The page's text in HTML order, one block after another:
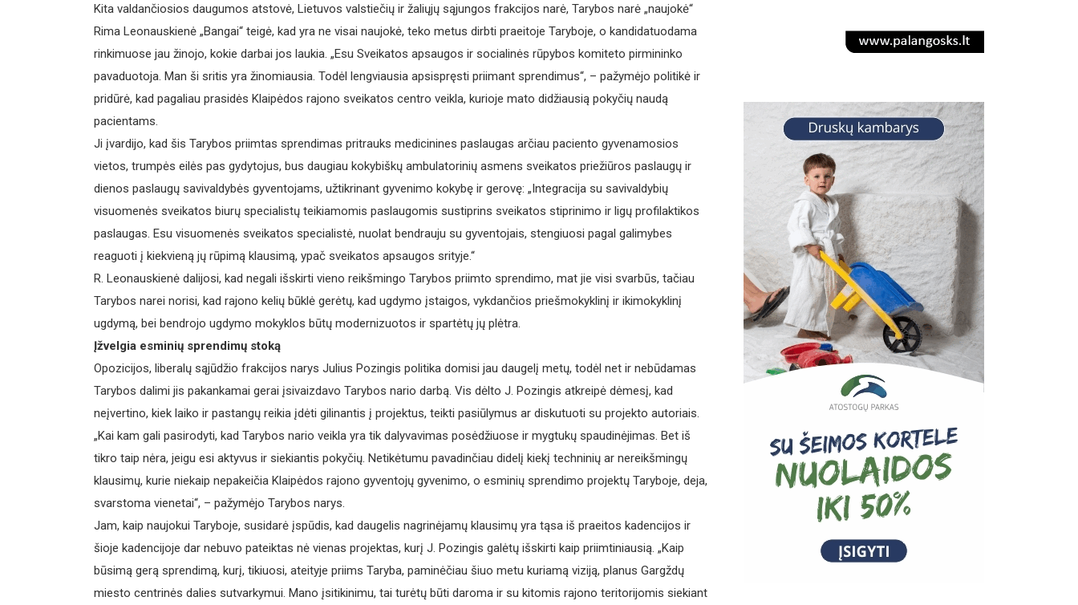
Kita valdančiosios daugumos atstovė, Lietuvos valstiečių ir žaliųjų sąjungos frakcijos narė, Tarybos narė „naujokė“
Rima Leonauskienė „Bangai“ teigė, kad yra ne visai naujokė, teko metus dirbti praeitoje Taryboje, o kandidatuodama
rinkimuose jau žinojo, kokie darbai jos laukia. „Esu Sveikatos apsaugos ir socialinės rūpybos komiteto pirmininko
pavaduotoja. Man ši sritis yra žinomiausia. Todėl lengviausia apsispręsti priimant sprendimus“, – pažymėjo politikė ir
pridūrė, kad pagaliau prasidės Klaipėdos rajono sveikatos centro veikla, kurioje mato didžiausią pokyčių naudą
pacientams.
Ji įvardijo, kad šis Tarybos priimtas sprendimas pritrauks medicinines paslaugas arčiau paciento gyvenamosios
vietos, trumpės eilės pas gydytojus, bus daugiau kokybiškų ambulatorinių asmens sveikatos priežiūros paslaugų ir
dienos paslaugų savivaldybės gyventojams, užtikrinant gyvenimo kokybę ir gerovę: „Integracija su savivaldybių
visuomenės sveikatos biurų specialistų teikiamomis paslaugomis sustiprins sveikatos stiprinimo ir ligų profilaktikos
paslaugas. Esu visuomenės sveikatos specialistė, nuolat bendrauju su gyventojais, stengiuosi pagal galimybes
reaguoti į kiekvieną jų rūpimą klausimą, ypač sveikatos apsaugos srityje.“
R. Leonauskienė dalijosi, kad negali išskirti vieno reikšmingo Tarybos priimto sprendimo, mat jie visi svarbūs, tačiau
Tarybos narei norisi, kad rajono kelių būklė gerėtų, kad ugdymo įstaigos, vykdančios priešmokyklinį ir ikimokyklinį
ugdymą, bei bendrojo ugdymo mokyklos būtų modernizuotos ir spartėtų jų plėtra.
Įžvelgia esminių sprendimų stoką
Opozicijos, liberalų sąjūdžio frakcijos narys Julius Pozingis politika domisi jau daugelį metų, todėl net ir nebūdamas
Tarybos dalimi jis pakankamai gerai įsivaizdavo Tarybos nario darbą. Vis dėlto J. Pozingis atkreipė dėmesį, kad
neįvertino, kiek laiko ir pastangų reikia įdėti gilinantis į projektus, teikti pasiūlymus ar diskutuoti su projekto autoriais.
„Kai kam gali pasirodyti, kad Tarybos nario veikla yra tik dalyvavimas posėdžiuose ir mygtukų spaudinėjimas. Bet iš
tikro taip nėra, jeigu esi aktyvus ir siekiantis pokyčių. Netikėtumu pavadinčiau didelį kiekį techninių ar nereikšmingų
klausimų, kurie niekaip nepakeičia Klaipėdos rajono gyventojų gyvenimo, o esminių sprendimo projektų Taryboje, deja,
svarstoma vienetai“, – pažymėjo Tarybos narys.
Jam, kaip naujokui Taryboje, susidarė įspūdis, kad daugelis nagrinėjamų klausimų yra tąsa iš praeitos kadencijos ir
šioje kadencijoje dar nebuvo pateiktas nė vienas projektas, kurį J. Pozingis galėtų išskirti kaip priimtiniausią. „Kaip
būsimą gerą sprendimą, kurį, tikiuosi, ateityje priims Taryba, paminėčiau šiuo metu kuriamą viziją, planus Gargždų
miesto centrinės dalies sutvarkymui. Mano įsitikinimu, tai turėtų būti daroma ir su kitomis rajono teritorijomis siekiant